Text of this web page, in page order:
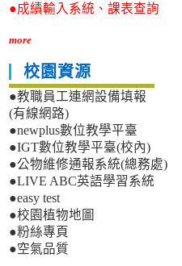
●成績輸入系統、課表查詢
more
校園資源
●教職員工連網設備填報
(有線網路)
●newplus數位教學平臺
●IGT數位教學平臺(校內)
●公物維修通報系統(總務處)
●LIVE ABC英語學習系統
●easy test
●校園植物地圖
●粉絲專頁
●空氣品質